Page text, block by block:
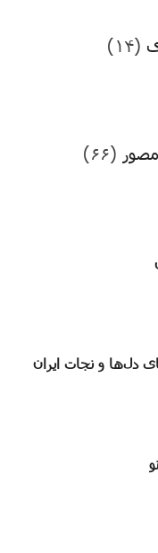
(۱۴)
(۶۶)
دل‌ها و نجات ایران